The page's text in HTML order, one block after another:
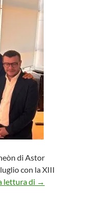
di Astor
con la XIII
lettura di INTERNATIONAL
→